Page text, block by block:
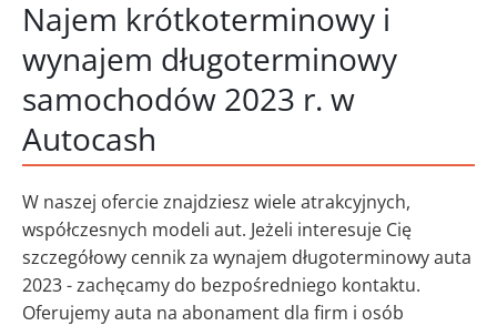
Najem krótkoterminowy i
wynajem długoterminowy
samochodów 2023 r. w
Autocash
W naszej ofercie znajdziesz wiele atrakcyjnych,
współczesnych modeli aut. Jeżeli interesuje Cię
szczegółowy cennik za wynajem długoterminowy auta
2023 - zachęcamy do bezpośredniego kontaktu.
Oferujemy auta na abonament dla firm i osób